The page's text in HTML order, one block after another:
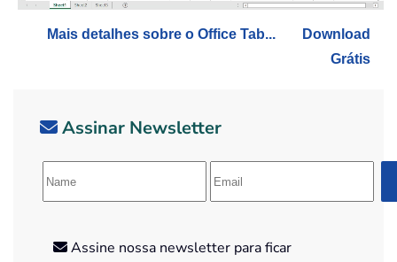
Mais detalhes sobre o Office Tab...
Download
Grátis
Assinar Newsletter
Assine nossa newsletter para ficar